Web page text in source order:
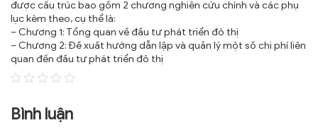
được cấu trúc bao gồm 2 chương nghiên cứu chính và các phụ
lục kèm theo, cụ thể là:
– Chương 1: Tổng quan về đầu tư phát triển đô thị
– Chương 2: Đề xuất hướng dẫn lập và quản lý một số chi phí liên
quan đến đầu tư phát triển đô thị
Bình luận